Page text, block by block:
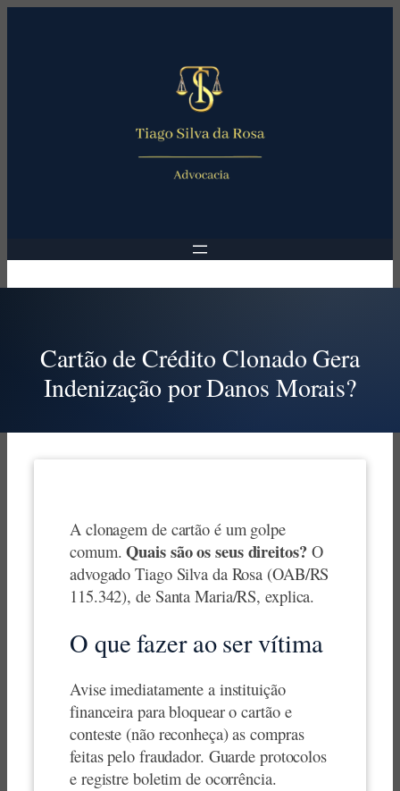
Cartão de Crédito Clonado Gera
Indenização por Danos Morais?
A clonagem de cartão é um golpe
comum.Quais são os seus direitos?O
advogado Tiago Silva da Rosa (OAB/RS
115.342), de Santa Maria/RS, explica.
O que fazer ao ser vítima
Avise imediatamente a instituição
financeira para bloquear o cartão e
conteste (não reconheça) as compras
feitas pelo fraudador. Guarde protocolos
e registre boletim de ocorrência.